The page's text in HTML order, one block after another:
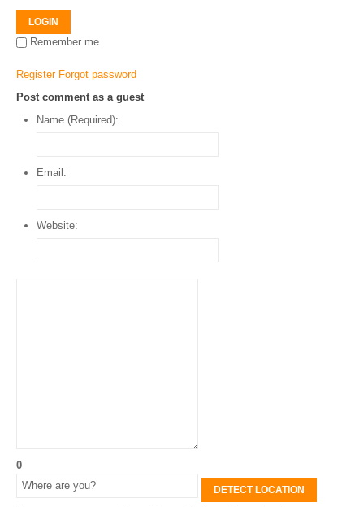
LOGIN
Remember me
Register Forgot password
Post comment as a guest
Name (Required):
Email:
Website:
0
DETECT LOCATION